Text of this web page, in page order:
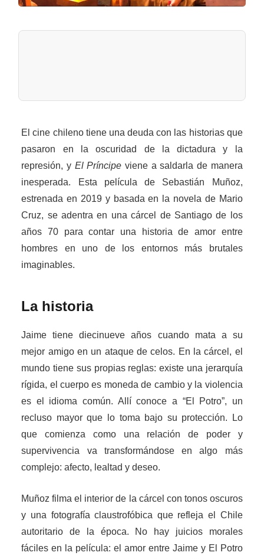
El cine chileno tiene una deuda con las historias que
pasaron en la oscuridad de la dictadura y la
represión, y El Príncipe viene a saldarla de manera
inesperada. Esta película de Sebastián Muñoz,
estrenada en 2019 y basada en la novela de Mario
Cruz, se adentra en una cárcel de Santiago de los
años 70 para contar una historia de amor entre
hombres en uno de los entornos más brutales
imaginables.
La historia
Jaime tiene diecinueve años cuando mata a su
mejor amigo en un ataque de celos. En la cárcel, el
mundo tiene sus propias reglas: existe una jerarquía
rígida, el cuerpo es moneda de cambio y la violencia
es el idioma común. Allí conoce a “El Potro”, un
recluso mayor que lo toma bajo su protección. Lo
que comienza como una relación de poder y
supervivencia va transformándose en algo más
complejo: afecto, lealtad y deseo.
Muñoz filma el interior de la cárcel con tonos oscuros
y una fotografía claustrofóbica que refleja el Chile
autoritario de la época. No hay juicios morales
fáciles en la película: el amor entre Jaime y El Potro